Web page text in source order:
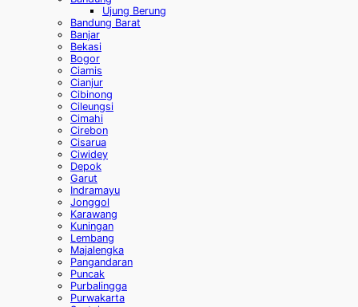
Ujung Berung
Bandung Barat
Banjar
Bekasi
Bogor
Ciamis
Cianjur
Cibinong
Cileungsi
Cimahi
Cirebon
Cisarua
Ciwidey
Depok
Garut
Indramayu
Jonggol
Karawang
Kuningan
Lembang
Majalengka
Pangandaran
Puncak
Purbalingga
Purwakarta